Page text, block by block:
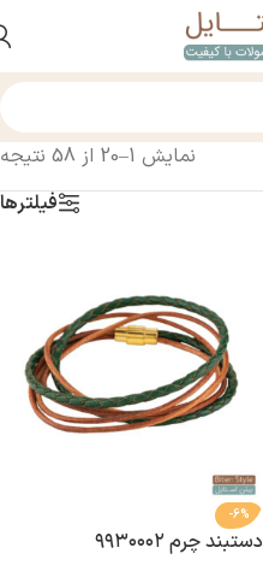
نمایش 1–20 از 58 نتیجه
فیلترها
-6%
دستبند چرم ۹۹۳۰۰۰۲